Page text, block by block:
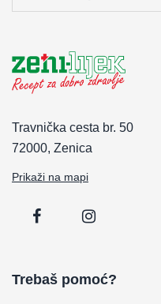
Travnička cesta br. 50
72000, Zenica
Prikaži na mapi
Trebaš pomoć?